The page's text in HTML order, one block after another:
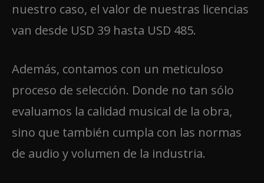
nuestro caso, el valor de nuestras licencias
van desde USD 39 hasta USD 485.
Además, contamos con un meticuloso
proceso de selección. Donde no tan sólo
evaluamos la calidad musical de la obra,
sino que también cumpla con las normas
de audio y volumen de la industria.